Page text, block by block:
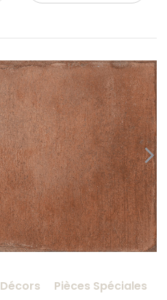
Décors Pièces Spéciales